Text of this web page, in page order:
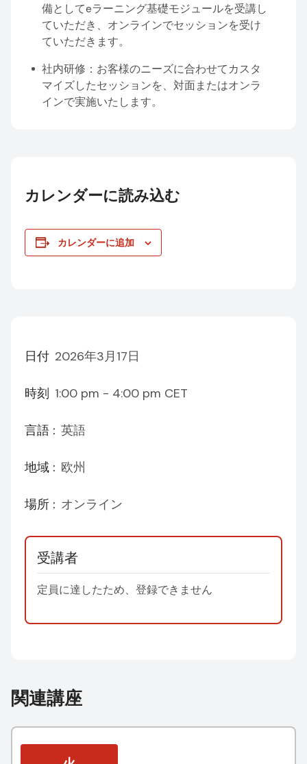
備としてeラーニング基礎モジュールを受講し
ていただき、オンラインでセッションを受け
ていただきます。
社内研修：お客様のニーズに合わせてカスタ
マイズしたセッションを、対面またはオンラ
インで実施いたします。
カレンダーに読み込む
カレンダーに追加
日付 2026年3月17日
時刻 1:00 pm - 4:00 pm CET
言語 : 英語
地域 : 欧州
場所 : オンライン
受講者
定員に達したため、登録できません
関連講座